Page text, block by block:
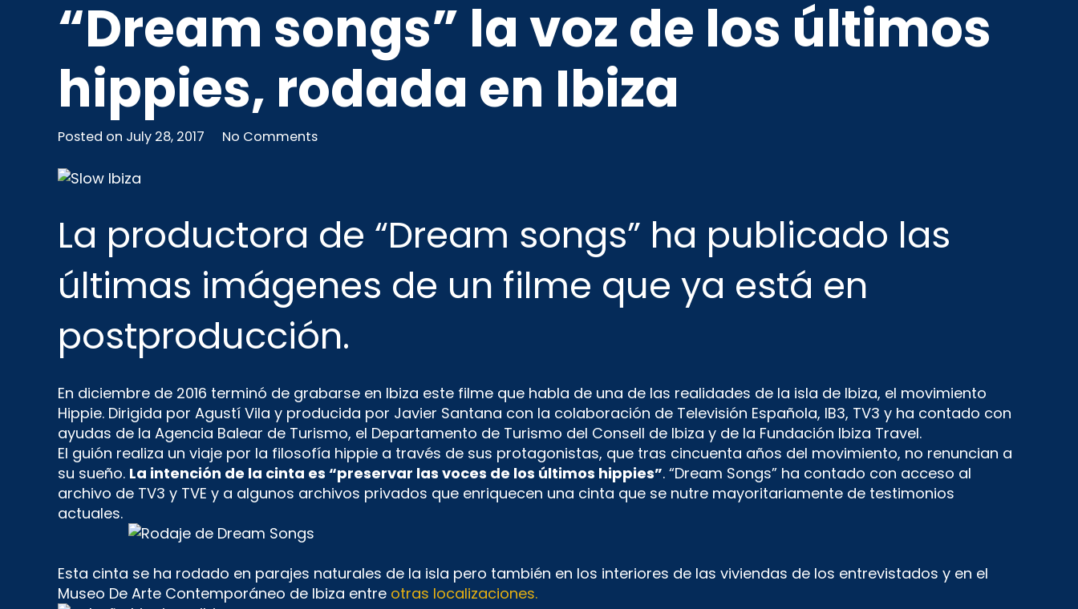
“Dream songs” la voz de los últimos
hippies, rodada en Ibiza
Posted on July 28, 2017 No Comments
La productora de “Dream songs” ha publicado las
últimas imágenes de un filme que ya está en
postproducción.
En diciembre de 2016 terminó de grabarse en Ibiza este filme que habla de una de las realidades de la isla de Ibiza, el movimiento
Hippie. Dirigida por Agustí Vila y producida por Javier Santana con la colaboración de Televisión Española, IB3, TV3 y ha contado con
ayudas de la Agencia Balear de Turismo, el Departamento de Turismo del Consell de Ibiza y de la Fundación Ibiza Travel.
El guión realiza un viaje por la filosofía hippie a través de sus protagonistas, que tras cincuenta años del movimiento, no renuncian a
su sueño. La intención de la cinta es “preservar las voces de los últimos hippies”. “Dream Songs” ha contado con acceso al
archivo de TV3 y TVE y a algunos archivos privados que enriquecen una cinta que se nutre mayoritariamente de testimonios
actuales.
Esta cinta se ha rodado en parajes naturales de la isla pero también en los interiores de las viviendas de los entrevistados y en el
Museo De Arte Contemporáneo de Ibiza entre otras localizaciones.